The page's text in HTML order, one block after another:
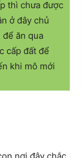
thì chưa được
ở đây chủ
ăn qua
cấp đất để
khi mô mới